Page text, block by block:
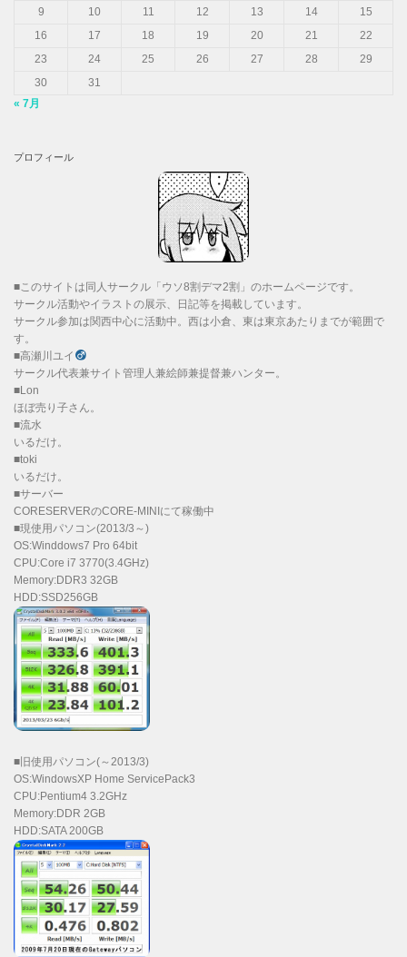
9
10 11 12 13 14
15
16
17 18 19 20 21
22
23
24 25 26 27 28
29
30
31
« 7月
プロフィール
■このサイトは同人サークル「ウソ8割デマ2割」のホームページです。
サークル活動やイラストの展示、日記等を掲載しています。
サークル参加は関西中心に活動中。西は小倉、東は東京あたりまでが範囲で
す。
■高瀬川ユイ
サークル代表兼サイト管理人兼絵師兼提督兼ハンター。
■Lon
ほぼ売り子さん。
■流水
いるだけ。
■toki
いるだけ。
■サーバー
CORESERVERのCORE-MINIにて稼働中
■現使用パソコン(2013/3～)
OS:Winddows7 Pro 64bit
CPU:Core i7 3770(3.4GHz)
Memory:DDR3 32GB
HDD:SSD256GB
■旧使用パソコン(～2013/3)
OS:WindowsXP Home ServicePack3
CPU:Pentium4 3.2GHz
Memory:DDR 2GB
HDD:SATA 200GB